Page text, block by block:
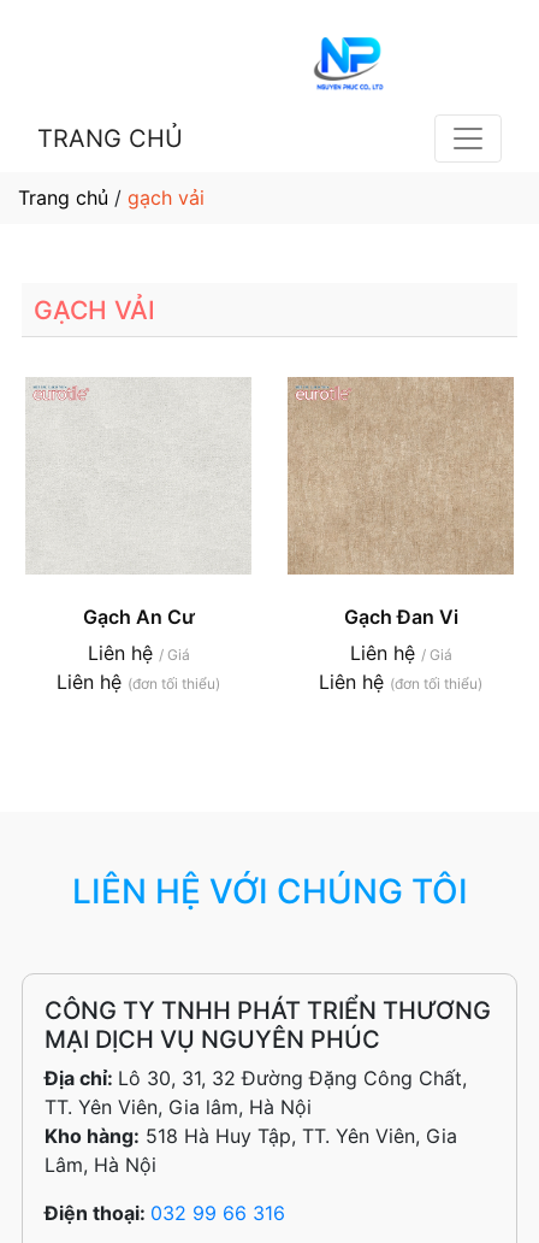
TRANG CHỦ
Trang chủ / gạch vải
GẠCH VẢI
Gạch An Cư
Liên hệ / Giá
Liên hệ (đơn tối thiểu)
Gạch Đan Vi
Liên hệ / Giá
Liên hệ (đơn tối thiểu)
LIÊN HỆ VỚI CHÚNG TÔI
CÔNG TY TNHH PHÁT TRIỂN THƯƠNG
MẠI DỊCH VỤ NGUYÊN PHÚC
Địa chỉ: Lô 30, 31, 32 Đường Đặng Công Chất,
TT. Yên Viên, Gia lâm, Hà Nội
Kho hàng: 518 Hà Huy Tập, TT. Yên Viên, Gia
Lâm, Hà Nội
Điện thoại: 032 99 66 316